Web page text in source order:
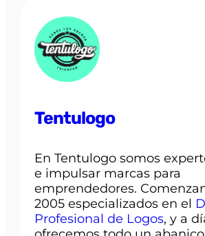
Tentulogo
En Tentulogo somos
e impulsar marcas para
emprendedores.
2005 especializados en el
Profesional de Logos, y a